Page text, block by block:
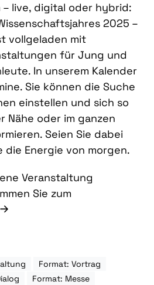
– live, digital oder hybrid:
2025 –
vollgeladen mit
für Jung und
In unserem Kalender
Sie können die Suche
einstellen und sich so
Nähe oder im ganzen
Seien Sie dabei
Energie von morgen.
Veranstaltung
Sie zum
Format: Vortrag
Format: Messe